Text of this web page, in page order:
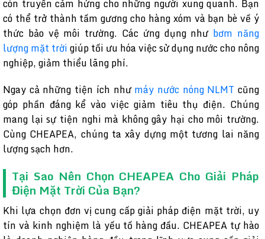
còn truyền cảm hứng cho những người xung quanh. Bạn
có thể trở thành tấm gương cho hàng xóm và bạn bè về ý
thức bảo vệ môi trường. Các ứng dụng như bơm năng
lượng mặt trờigiúp tối ưu hóa việc sử dụng nước cho nông
nghiệp, giảm thiểu lãng phí.
Ngay cả những tiện ích nhưmáy nước nóng NLMT cũng
góp phần đáng kể vào việc giảm tiêu thụ điện. Chúng
mang lại sự tiện nghi mà không gây hại cho môi trường.
Cùng CHEAPEA, chúng ta xây dựng một tương lai năng
lượng sạch hơn.
Tại Sao Nên Chọn CHEAPEA Cho Giải Pháp
Điện Mặt Trời Của Bạn?
Khi lựa chọn đơn vị cung cấp giải pháp điện mặt trời, uy
tín và kinh nghiệm là yếu tố hàng đầu. CHEAPEA tự hào